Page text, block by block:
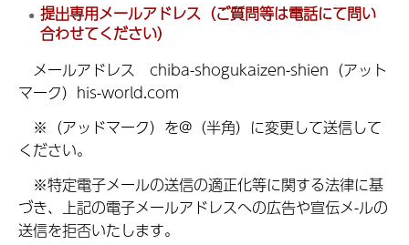
提出専用メールアドレス（ご質問等は電話にて問い
合わせてください）
メールアドレス chiba-shogukaizen-shien（アット
マーク）his-world.com
※（アッドマーク）を@（半角）に変更して送信して
ください。
※特定電子メールの送信の適正化等に関する法律に基
づき、上記の電子メールアドレスへの広告や宣伝メ-ルの
送信を拒否いたします。